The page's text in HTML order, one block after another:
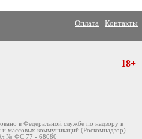
Оплата Контакты
18+
в Федеральной службе по надзору в
массовых коммуникаций (Роскомнадзор)
Эл № ФС 77 - 68080